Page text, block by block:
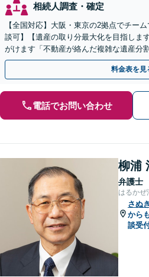
相続人調査・確定
【全国対応】大阪・東京の2拠点でチー
談可】【遺産の取り分最大化を目指しま
がけます「不動産が絡んだ複雑な遺産分
執行／事業承継など、お任せください」
料金表を見
電話でお問い合わせ
柳浦
弁護士
はるかぜ
さぬ
から
談受